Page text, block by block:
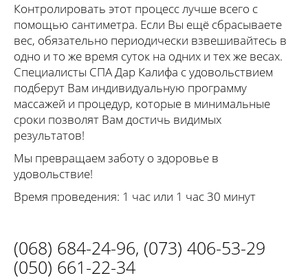
Контролировать этот процесс лучше всего с
помощью сантиметра. Если Вы ещё сбрасываете
вес, обязательно периодически взвешивайтесь в
одно и то же время суток на одних и тех же весах.
Специалисты СПА Дар Калифа с удовольствием
подберут Вам индивидуальную программу
массажей и процедур, которые в минимальные
сроки позволят Вам достичь видимых
результатов!
Мы превращаем заботу о здоровье в
удовольствие!
Время проведения: 1 час или 1 час 30 минут
(068) 684-24-96, (073) 406-53-29
(050) 661-22-34